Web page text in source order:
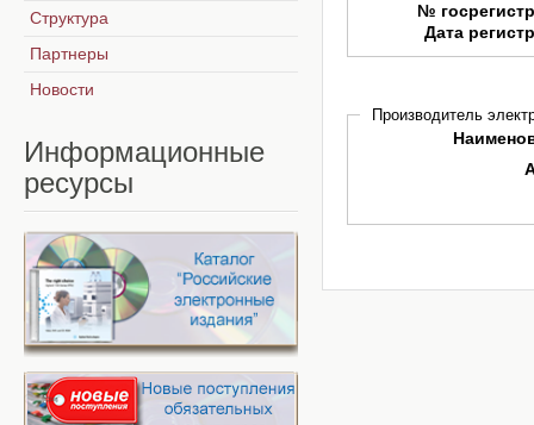
№
Дата
Производитель
Структура
Партнеры
Новости
Информационные
ресурсы